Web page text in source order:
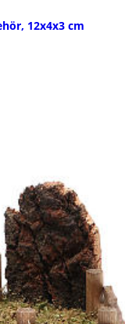
12x4x3 cm